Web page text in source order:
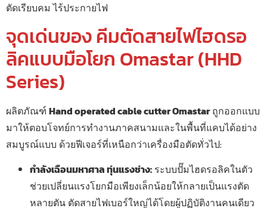
ตัดเรียบคม ไร้ประกายไฟ
จุดเด่นของ คีมตัดสายไฟไฮดรอ
ลิคแบบมือโยก Omastar (HHD
Series)
ผลิตภัณฑ์ Hand operated cable cutter Omastarถูกออกแบบ
มาให้ตอบโจทย์การทำงานภาคสนามและในพื้นที่แคบได้อย่าง
สมบูรณ์แบบ ด้วยฟีเจอร์ที่เหนือกว่าเครื่องมือตัดทั่วไป:
กำลังเฉือนมหาศาล ทุ่นแรงช่าง: ระบบปั๊มไฮดรอลิคในตัว
ช่วยเปลี่ยนแรงโยกมือเพียงเล็กน้อยให้กลายเป็นแรงตัด
หลายตัน ตัดสายไฟเบอร์ใหญ่ได้โดยผู้ปฏิบัติงานคนเดียว